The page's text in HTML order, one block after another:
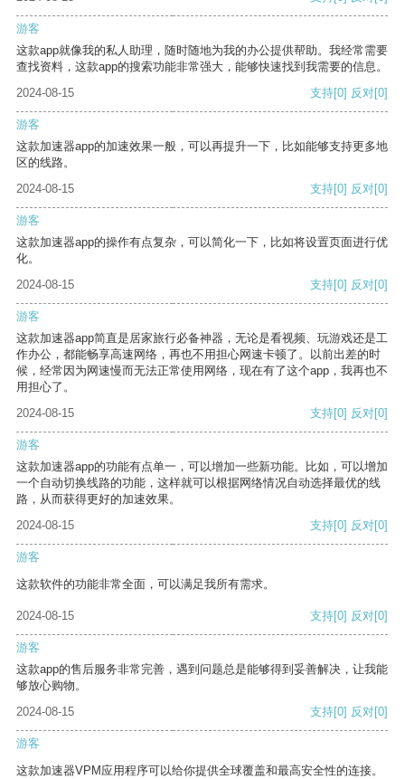
游客
这款app就像我的私人助理，随时随地为我的办公提供帮助。我经常需要
查找资料，这款app的搜索功能非常强大，能够快速找到我需要的信息。
2024-08-15
支持[0] 反对[0]
游客
这款加速器app的加速效果一般，可以再提升一下，比如能够支持更多地
区的线路。
2024-08-15
支持[0] 反对[0]
游客
这款加速器app的操作有点复杂，可以简化一下，比如将设置页面进行优
化。
2024-08-15
支持[0] 反对[0]
游客
这款加速器app简直是居家旅行必备神器，无论是看视频、玩游戏还是工
作办公，都能畅享高速网络，再也不用担心网速卡顿了。以前出差的时
候，经常因为网速慢而无法正常使用网络，现在有了这个app，我再也不
用担心了。
2024-08-15
支持[0] 反对[0]
游客
这款加速器app的功能有点单一，可以增加一些新功能。比如，可以增加
一个自动切换线路的功能，这样就可以根据网络情况自动选择最优的线
路，从而获得更好的加速效果。
2024-08-15
支持[0] 反对[0]
游客
这款软件的功能非常全面，可以满足我所有需求。
2024-08-15 支持[0] 反对[0]
游客
这款app的售后服务非常完善，遇到问题总是能够得到妥善解决，让我能
够放心购物。
2024-08-15
支持[0] 反对[0]
游客
这款加速器VPM应用程序可以给你提供全球覆盖和最高安全性的连接。